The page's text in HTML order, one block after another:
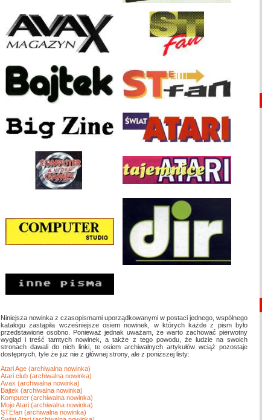
Niniejsza nowinka z czasopismami uporządkowanymi w postaci jednego, wspólnego
katalogu zastąpiła wcześniejsze osiem nowinek, w których każde z pism było
przedstawione osobno. Ponieważ jednak uważam, że warto zachować pierwotny
wygląd i treść tamtych nowinek, a także z tego powodu, że ludzie na swoich
stronach dawali do nich linki, te osiem archiwalnych artykułów wciąż pozostaje
dostępnych, tyle że już nie z głównej strony, ale z poniższej listy:
Atari Age (archiwalna nowinka)
Atari club (archiwalna nowinka)
Avax (archiwalna nowinka)
Bajtek (archiwalna nowinka)
Komputer (archiwalna nowinka)
Moje Atari (archiwalna nowinka)
STEfan (archiwalna nowinka)